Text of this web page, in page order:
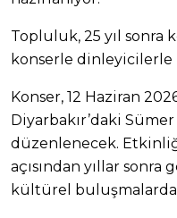
Topluluk, 25 yıl
konserle dinleyicilerle
Konser, 12 Haziran
Diyarbakır’daki
düzenlenecek.
açısından yıllar
kültürel